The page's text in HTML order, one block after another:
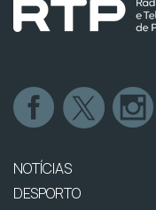
NOTÍCIAS
DESPORTO